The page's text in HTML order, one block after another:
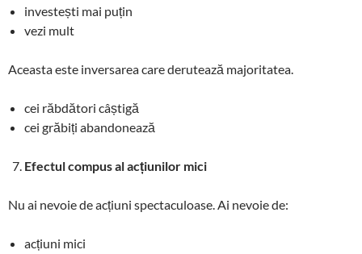
investești mai puțin
vezi mult
Aceasta este inversarea care derutează majoritatea.
cei răbdători câștigă
cei grăbiți abandonează
Efectul compus al acțiunilor mici
Nu ai nevoie de acțiuni spectaculoase. Ai nevoie de:
acțiuni mici